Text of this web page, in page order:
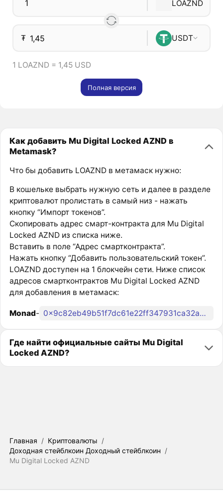
LOAZND
₮ USDT
1 LOAZND = 1,45 USD
Полная версия
Как добавить Mu Digital Locked AZND в
Metamask?
Что бы добавить LOAZND в метамаск нужно:
В кошельке выбрать нужную сеть и далее в разделе
криптовалют пролистать в самый низ - нажать
кнопку “Импорт токенов”.
Скопировать адрес смарт-контракта для Mu Digital
Locked AZND из списка ниже.
Вставить в поле “Адрес смартконтракта”.
Нажать кнопку “Добавить пользовательский токен”.
LOAZND доступен на 1 блокчейн сети. Ниже список
адресов смартконтрактов Mu Digital Locked AZND
для добавления в метамаск:
Monad- 0x9c82eb49b51f7dc61e22ff347931ca32adc6cd90
Где найти официальные сайты Mu Digital
Locked AZND?
Главная / Криптовалюты /
Доходная стейблкоин Доходный стейблкоин /
Mu Digital Locked AZND